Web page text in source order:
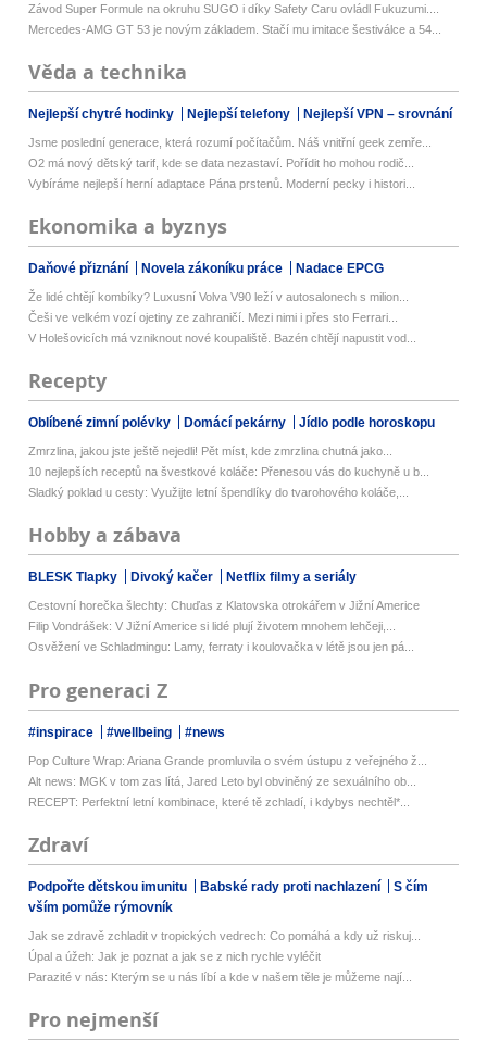
Závod Super Formule na okruhu SUGO i díky Safety Caru ovládl Fukuzumi....
Mercedes-AMG GT 53 je novým základem. Stačí mu imitace šestiválce a 54...
Věda a technika
Nejlepší chytré hodinky Nejlepší telefony Nejlepší VPN – srovnání
Jsme poslední generace, která rozumí počítačům. Náš vnitřní geek zemře...
O2 má nový dětský tarif, kde se data nezastaví. Pořídit ho mohou rodič...
Vybíráme nejlepší herní adaptace Pána prstenů. Moderní pecky i histori...
Ekonomika a byznys
Daňové přiznání Novela zákoníku práce Nadace EPCG
Že lidé chtějí kombíky? Luxusní Volva V90 leží v autosalonech s milion...
Češi ve velkém vozí ojetiny ze zahraničí. Mezi nimi i přes sto Ferrari...
V Holešovicích má vzniknout nové koupaliště. Bazén chtějí napustit vod...
Recepty
Oblíbené zimní polévky Domácí pekárny Jídlo podle horoskopu
Zmrzlina, jakou jste ještě nejedli! Pět míst, kde zmrzlina chutná jako...
10 nejlepších receptů na švestkové koláče: Přenesou vás do kuchyně u b...
Sladký poklad u cesty: Využijte letní špendlíky do tvarohového koláče,...
Hobby a zábava
BLESK Tlapky Divoký kačer Netflix filmy a seriály
Cestovní horečka šlechty: Chuďas z Klatovska otrokářem v Jižní Americe
Filip Vondrášek: V Jižní Americe si lidé plují životem mnohem lehčeji,...
Osvěžení ve Schladmingu: Lamy, ferraty i koulovačka v létě jsou jen pá...
Pro generaci Z
#inspirace #wellbeing #news
Pop Culture Wrap: Ariana Grande promluvila o svém ústupu z veřejného ž...
Alt news: MGK v tom zas lítá, Jared Leto byl obviněný ze sexuálního ob...
RECEPT: Perfektní letní kombinace, které tě zchladí, i kdybys nechtěl*...
Zdraví
Podpořte dětskou imunitu Babské rady proti nachlazení
S čím
vším pomůže rýmovník
Jak se zdravě zchladit v tropických vedrech: Co pomáhá a kdy už riskuj...
Úpal a úžeh: Jak je poznat a jak se z nich rychle vyléčit
Parazité v nás: Kterým se u nás líbí a kde v našem těle je můžeme nají...
Pro nejmenší